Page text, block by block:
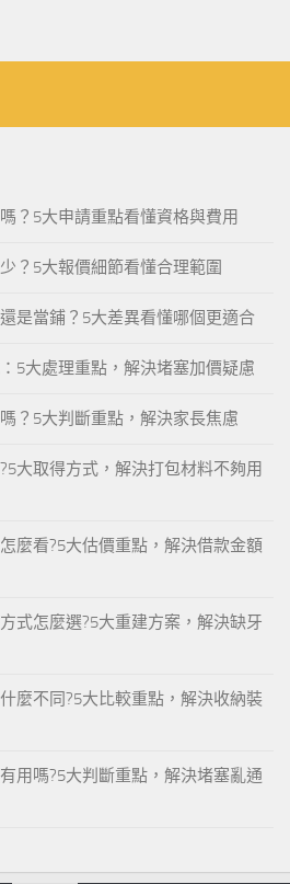
？5大申請重點看懂資格與費用
？5大報價細節看懂合理範圍
是當鋪？5大差異看懂哪個更適合
5大處理重點，解決堵塞加價疑慮
？5大判斷重點，解決家長焦慮
大取得方式，解決打包材料不夠用
麼看?5大估價重點，解決借款金額
式怎麼選?5大重建方案，解決缺牙
麼不同?5大比較重點，解決收納裝
用嗎?5大判斷重點，解決堵塞亂通